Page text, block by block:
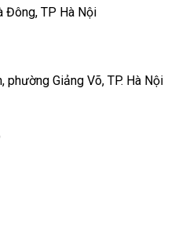
Đông, TP Hà Nội
phường Giảng Võ, TP. Hà Nội